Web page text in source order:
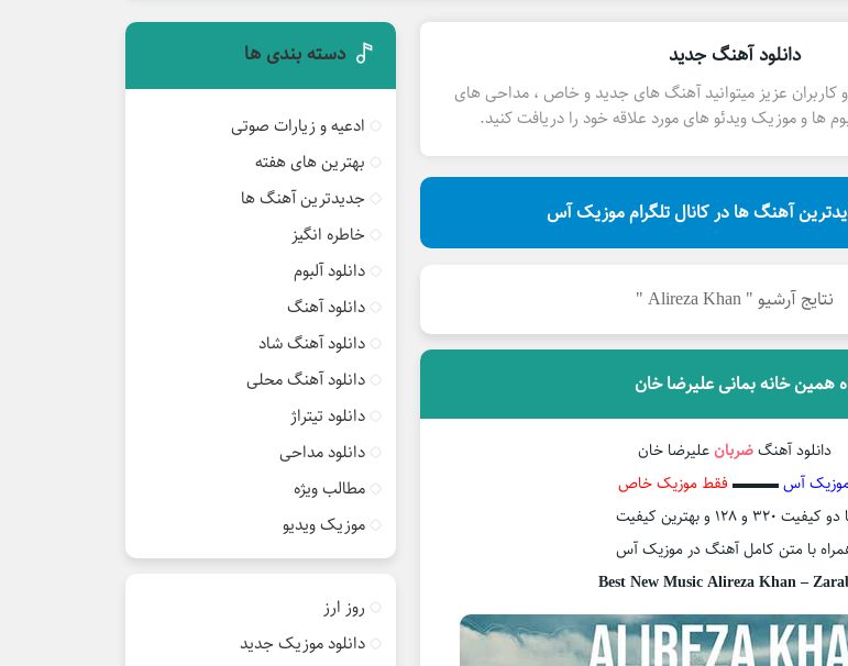
دانلود آهنگ جدید
عزیز میتوانید آهنگ های جدید و خاص ، مداحی های
ها و موزیک ویدئو های مورد علاقه خود را دریافت کنید.
آهنگ ها در کانال تلگرام موزیک آس
نتایج آرشیو " Alireza Khan "
همین خانه بمانی علیرضا خان
دانلود آهنگضربانعلیرضا خان
آس▬▬▬فقط موزیک خاص
کیفیت ۳۲۰ و ۱۲۸ و بهترین کیفیت
با متن کامل آهنگ در موزیک آس
Best New Music Alireza Khan –
دسته بندی ها
ادعیه و زیارات صوتی
بهترین های هفته
جدیدترین آهنگ ها
خاطره انگیز
دانلود آلبوم
دانلود آهنگ
دانلود آهنگ شاد
دانلود آهنگ محلی
دانلود تیتراژ
دانلود مداحی
مطالب ویژه
موزیک ویدیو
روز ارز
دانلود موزیک جدید